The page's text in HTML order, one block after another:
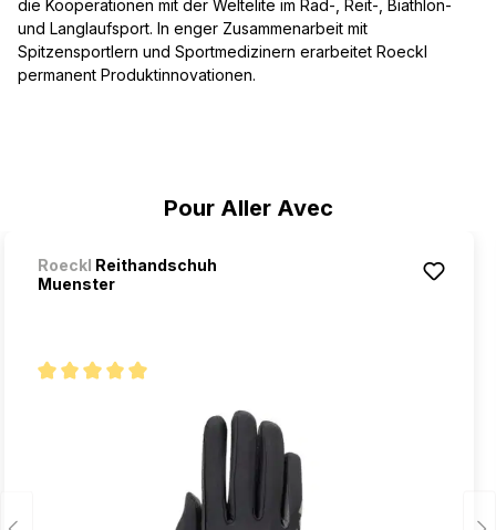
Pour Aller Avec
Roeckl Reithandschuh
Muenster
die Kooperationen mit der Weltelite im Rad-, Reit-, Biathlon-
und Langlaufsport. In enger Zusammenarbeit mit
Spitzensportlern und Sportmedizinern erarbeitet Roeckl
permanent Produktinnovationen.